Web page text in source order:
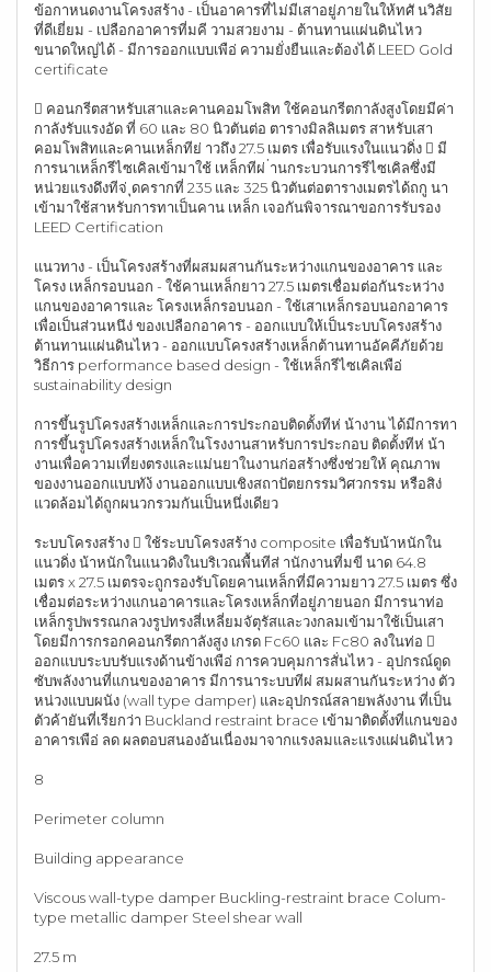
ข้อกาหนดงานโครงสร้าง - เป็นอาคารที่ไม่มีเสาอยู่ภายในให้ทศั นวิสัย
ที่ดีเยี่ยม - เปลือกอาคารที่มคี วามสวยงาม - ต้านทานแผ่นดินไหว
ขนาดใหญ่ได้ - มีการออกแบบเพือ่ ความยั่งยืนและต้องได้ LEED Gold
certificate
 คอนกรีตสาหรับเสาและคานคอมโพสิท ใช้คอนกรีตกาลังสูงโดยมีค่า
กาลังรับแรงอัด ที่ 60 และ 80 นิวตันต่อ ตารางมิลลิเมตร สาหรับเสา
คอมโพสิทและคานเหล็กทีย่ าวถึง 27.5 เมตร เพื่อรับแรงในแนวดิ่ง  มี
การนาเหล็กรีไซเคิลเข้ามาใช้ เหล็กทีผ่ ่านกระบวนการรีไซเคิลซึ่งมี
หน่วยแรงดึงทีจ่ ุดครากที่ 235 และ 325 นิวตันต่อตารางเมตรได้ถกู นา
เข้ามาใช้สาหรับการทาเป็นคาน เหล็ก เจอกันพิจารณาขอการรับรอง
LEED Certification
แนวทาง - เป็นโครงสร้างที่ผสมผสานกันระหว่างแกนของอาคาร และ
โครง เหล็กรอบนอก - ใช้คานเหล็กยาว 27.5 เมตรเชื่อมต่อกันระหว่าง
แกนของอาคารและ โครงเหล็กรอบนอก - ใช้เสาเหล็กรอบนอกอาคาร
เพื่อเป็นส่วนหนึง่ ของเปลือกอาคาร - ออกแบบให้เป็นระบบโครงสร้าง
ต้านทานแผ่นดินไหว - ออกแบบโครงสร้างเหล็กต้านทานอัคคีภัยด้วย
วิธีการ performance based design - ใช้เหล็กรีไซเคิลเพือ่
sustainability design
การขึ้นรูปโครงสร้างเหล็กและการประกอบติดตั้งทีห่ น้างาน ได้มีการทา
การขึ้นรูปโครงสร้างเหล็กในโรงงานสาหรับการประกอบ ติดตั้งทีห่ น้า
งานเพื่อความเที่ยงตรงและแม่นยาในงานก่อสร้างซึ่งช่วยให้ คุณภาพ
ของงานออกแบบทัง้ งานออกแบบเชิงสถาปัตยกรรมวิศวกรรม หรือสิง่
แวดล้อมได้ถูกผนวกรวมกันเป็นหนึ่งเดียว
ระบบโครงสร้าง  ใช้ระบบโครงสร้าง composite เพื่อรับน้าหนักใน
แนวดิ่ง น้าหนักในแนวดิงในบริเวณพื้นทีส่ านักงานที่มขี นาด 64.8
เมตร x 27.5 เมตรจะถูกรองรับโดยคานเหล็กที่มีความยาว 27.5 เมตร ซึ่ง
เชื่อมต่อระหว่างแกนอาคารและโครงเหล็กที่อยู่ภายนอก มีการนาท่อ
เหล็กรูปพรรณกลวงรูปทรงสี่เหลี่ยมจัตุรัสและวงกลมเข้ามาใช้เป็นเสา
โดยมีการกรอกคอนกรีตกาลังสูง เกรด Fc60 และ Fc80 ลงในท่อ 
ออกแบบระบบรับแรงด้านข้างเพือ่ การควบคุมการสั่นไหว - อุปกรณ์ดูด
ซับพลังงานที่แกนของอาคาร มีการนาระบบทีผ่ สมผสานกันระหว่าง ตัว
หน่วงแบบผนัง (wall type damper) และอุปกรณ์สลายพลังงาน ที่เป็น
ตัวค้ายันที่เรียกว่า Buckland restraint brace เข้ามาติดตั้งที่แกนของ
อาคารเพือ่ ลด ผลตอบสนองอันเนื่องมาจากแรงลมและแรงแผ่นดินไหว
8
Perimeter column
Building appearance
Viscous wall-type damper Buckling-restraint brace Colum-
type metallic damper Steel shear wall
27.5 m